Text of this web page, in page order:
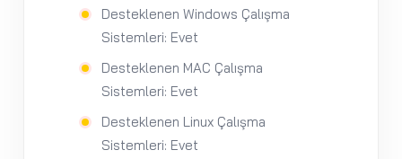
Desteklenen Windows Çalışma
Sistemleri: Evet
Desteklenen MAC Çalışma
Sistemleri: Evet
Desteklenen Linux Çalışma
Sistemleri: Evet